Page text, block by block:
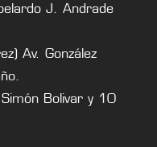
J. Andrade
Av. González
Bolivar y 10